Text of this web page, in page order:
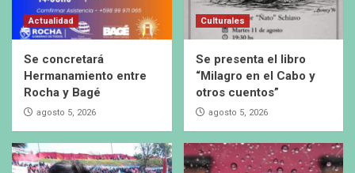
Actualidad
Se concretará
Hermanamiento entre
Rocha y Bagé
agosto 5, 2026
Culturales
Se presenta el libro
“Milagro en el Cabo y
otros cuentos”
agosto 5, 2026